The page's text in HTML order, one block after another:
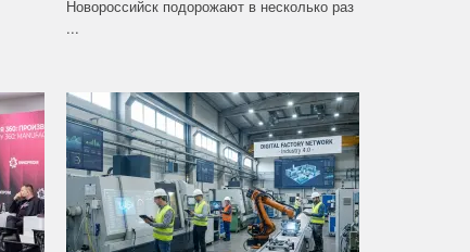
Новороссийск подорожают в несколько раз
...